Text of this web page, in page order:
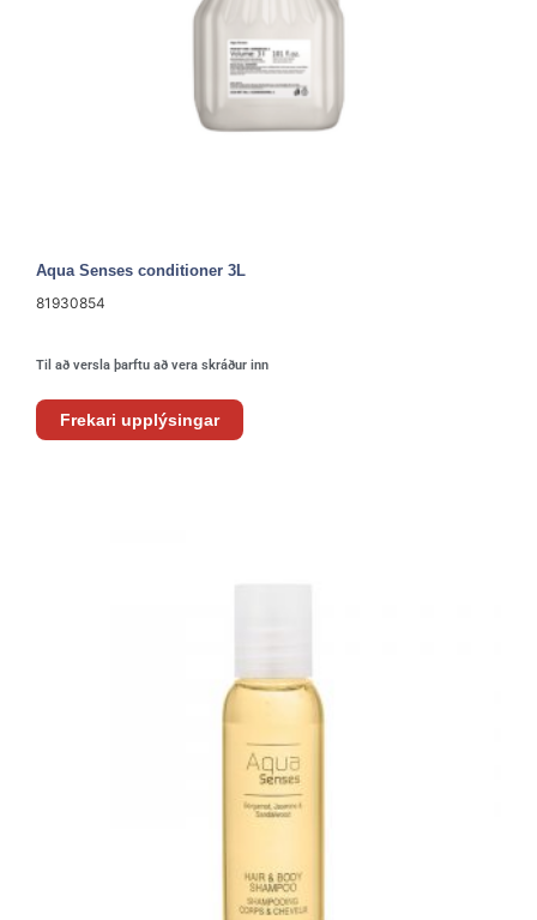
Aqua Senses conditioner 3L
81930854
Til að versla þarftu að vera skráður inn
Frekari upplýsingar